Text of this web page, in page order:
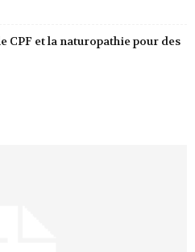
CPF et la naturopathie pour des